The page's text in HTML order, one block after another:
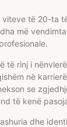
viteve të 20-ta
më
të rinj i
në
se
të kenë
dhe